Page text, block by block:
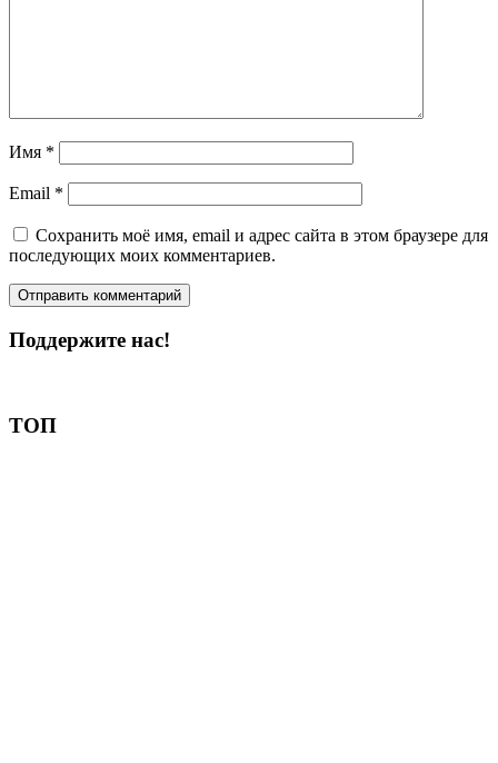
Имя *
Email *
Сохранить моё имя, email и адрес сайта в этом браузере для
последующих моих комментариев.
Поддержите нас!
ТОП